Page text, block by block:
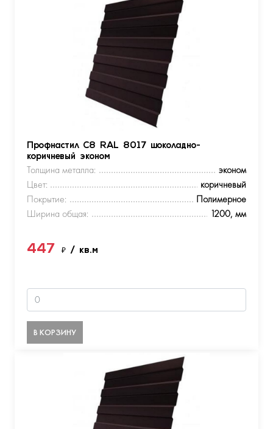
Профнастил С8 RAL 8017 шоколадно-
коричневый эконом
Толщина металла:
эконом
Цвет:
коричневый
Покрытие:
Полимерное
Ширина общая:
1200, мм
447 ₽ / кв.м
В КОРЗИНУ